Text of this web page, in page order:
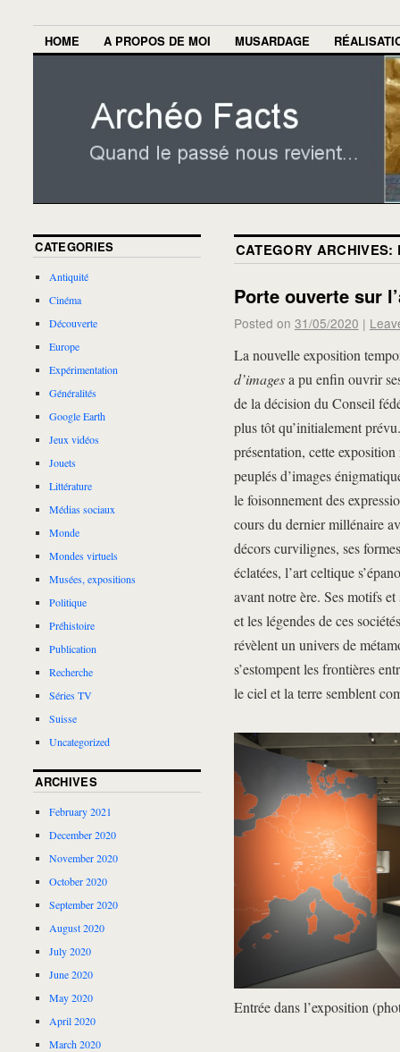
HOME A PROPOS DE MOI MUSARDAGE
CATEGORY ARCHIVES:
Porte ouverte sur
Posted on 31/05/2020 |
La nouvelle exposition
d’imagesa pu enfin ouvrir
de la décision du Conseil
plus tôt qu’initialement
présentation, cette
peuplés d’images
le foisonnement des
cours du dernier millénaire
décors curvilignes, ses
éclatées, l’art celtique
avant notre ère. Ses motifs
et les légendes de ces
révèlent un univers de
s’estompent les frontières
le ciel et la terre semblent
Entrée dans l’exposition
CATEGORIES
Antiquité
Cinéma
Découverte
Europe
Expérimentation
Généralités
Google Earth
Jeux vidéos
Jouets
Littérature
Médias sociaux
Monde
Mondes virtuels
Musées, expositions
Politique
Préhistoire
Publication
Recherche
Séries TV
Suisse
Uncategorized
ARCHIVES
February 2021
December 2020
November 2020
October 2020
September 2020
August 2020
July 2020
June 2020
May 2020
April 2020
March 2020